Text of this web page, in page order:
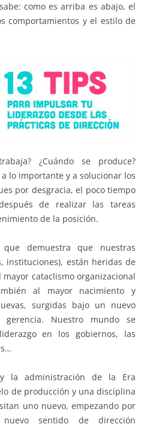
como es arriba es abajo, el
comportamientos y el estilo de
¿Cuándo se produce?
lo importante y a solucionar los
por desgracia, el poco tiempo
de realizar las tareas
de la posición.
demuestra que nuestras
instituciones), están heridas de
cataclismo organizacional
al mayor nacimiento y
surgidas bajo un nuevo
Nuestro mundo se
en los gobiernos, las
la administración de la Era
de producción y una disciplina
uno nuevo, empezando por
sentido de dirección